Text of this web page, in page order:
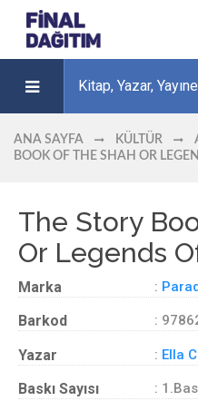
ANA SAYFA KÜLTÜR
BOOK OF THE SHAH OR
The Story
Or Legends
Marka :
Barkod :
Yazar : Ella
Baskı Sayısı :